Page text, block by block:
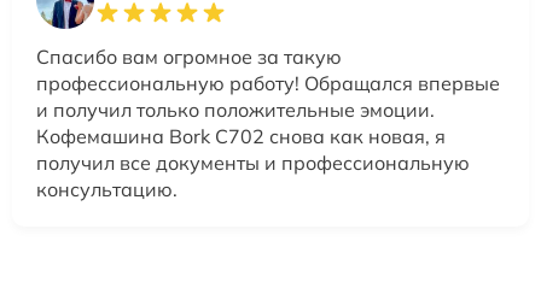
Спасибо вам огромное за такую
профессиональную работу! Обращался впервые
и получил только положительные эмоции.
Кофемашина Bork C702 снова как новая, я
получил все документы и профессиональную
консультацию.